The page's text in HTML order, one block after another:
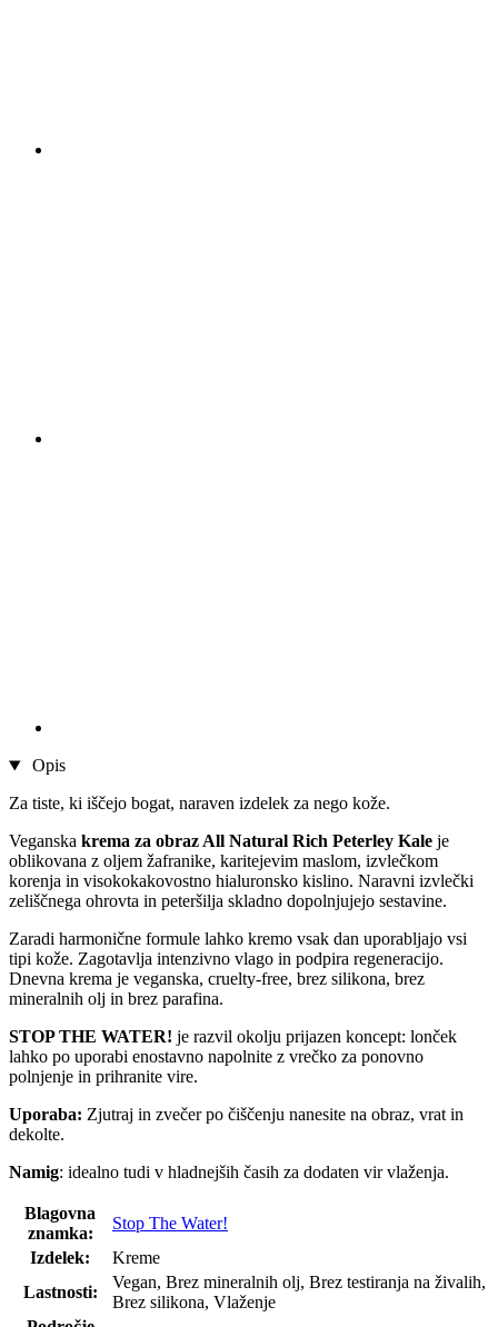
Opis
Za tiste, ki iščejo bogat, naraven izdelek za nego kože.
Veganska krema za obraz All Natural Rich Peterley Kale je
oblikovana z oljem žafranike, karitejevim maslom, izvlečkom
korenja in visokokakovostno hialuronsko kislino. Naravni izvlečki
zeliščnega ohrovta in peteršilja skladno dopolnjujejo sestavine.
Zaradi harmonične formule lahko kremo vsak dan uporabljajo vsi
tipi kože. Zagotavlja intenzivno vlago in podpira regeneracijo.
Dnevna krema je veganska, cruelty-free, brez silikona, brez
mineralnih olj in brez parafina.
STOP THE WATER! je razvil okolju prijazen koncept: lonček
lahko po uporabi enostavno napolnite z vrečko za ponovno
polnjenje in prihranite vire.
Uporaba: Zjutraj in zvečer po čiščenju nanesite na obraz, vrat in
dekolte.
Namig: idealno tudi v hladnejših časih za dodaten vir vlaženja.
Blagovna
znamka:
Stop The Water!
Izdelek:
Kreme
Lastnosti:
Vegan, Brez mineralnih olj, Brez testiranja na živalih,
Brez silikona, Vlaženje